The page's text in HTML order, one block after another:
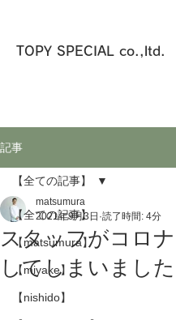
TOPY SPECIAL co.,ltd.
記事
【全ての記事】
【matsumura】
【miyake】
【nishido】
【全ての記事】
スタッフがコロ
してしまいまし
matsumura
2021年9月3日 読了時間: 4分